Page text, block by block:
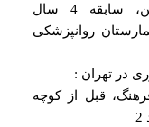
مشاوره در مرکز آرین، سابقه 4 سال
روانپزشکی
در تهران :
قبل از کوچه